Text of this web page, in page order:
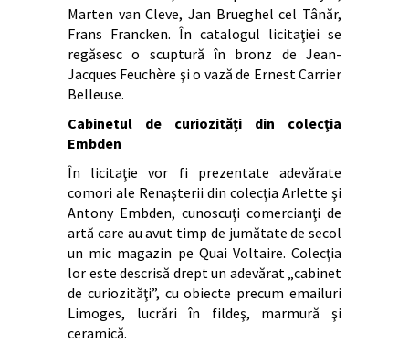
Marten van Cleve, Jan Brueghel cel Tânăr,
Frans Francken. În catalogul licitaţiei se
regăsesc o scuptură în bronz de Jean-
Jacques Feuchère şi o vază de Ernest Carrier
Belleuse.
Cabinetul de curiozităţi din colecţia
Embden
În licitaţie vor fi prezentate adevărate
comori ale Renaşterii din colecţia Arlette şi
Antony Embden, cunoscuţi comercianţi de
artă care au avut timp de jumătate de secol
un mic magazin pe Quai Voltaire. Colecţia
lor este descrisă drept un adevărat „cabinet
de curiozităţi”, cu obiecte precum emailuri
Limoges, lucrări în fildeş, marmură şi
ceramică.